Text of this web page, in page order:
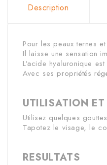
Description
Pour les peaux ternes
Il laisse une sensation
L’acide hyaluronique
Avec ses propriétés
UTILISATION
Utilisez quelques
Tapotez le visage, le
RESULTATS